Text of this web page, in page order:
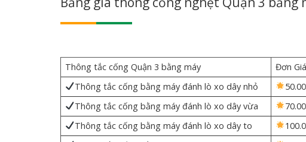
Thông tắc cống Quận 3 bằng máy
Đơn Giá
Thông tắc cống bằng máy đánh lò xo dây nhỏ
Thông tắc cống bằng máy đánh lò xo dây vừa
Thông tắc cống bằng máy đánh lò xo dây to